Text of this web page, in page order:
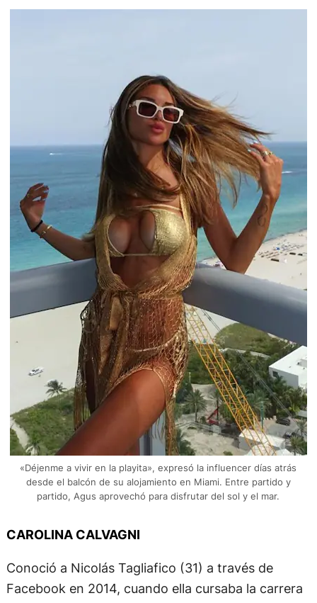
«Déjenme a vivir en la playita», expresó la influencer días atrás
desde el balcón de su alojamiento en Miami. Entre partido y
partido, Agus aprovechó para disfrutar del sol y el mar.
CAROLINA CALVAGNI
Conoció a Nicolás Tagliafico (31) a través de
Facebook en 2014, cuando ella cursaba la carrera